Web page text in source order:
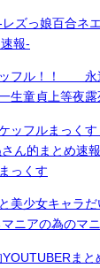
ズっ娘百合ネ
報-
ッフル！！ 永
生童貞上等夜露
ッフルまっく
さん的まとめ速
っくす
美少女キャラ
ニアの為のマ
まと